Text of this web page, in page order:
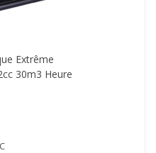
Extrême
30m3 Heure